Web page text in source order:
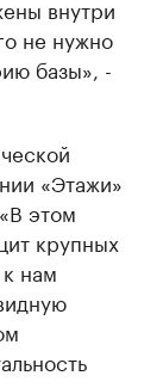
внутри
не нужно
базы», -
«Этажи»
этом
крупных
нам